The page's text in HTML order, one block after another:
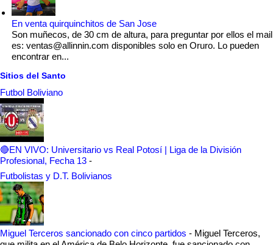
En venta quirquinchitos de San Jose
Son muñecos, de 30 cm de altura, para preguntar por ellos el mail
es: ventas@allinnin.com disponibles solo en Oruro. Lo pueden
encontrar en...
Sitios del Santo
Futbol Boliviano
🔴EN VIVO: Universitario vs Real Potosí | Liga de la División
Profesional, Fecha 13 -
Futbolistas y D.T. Bolivianos
Miguel Terceros sancionado con cinco partidos - Miguel Terceros,